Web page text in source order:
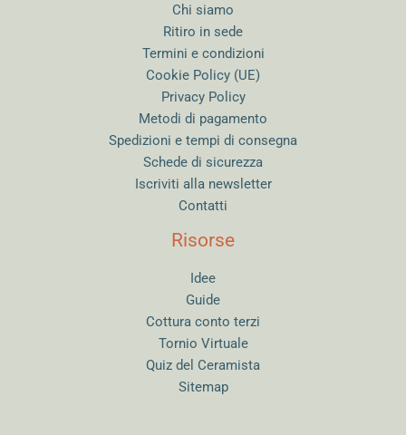
Chi siamo
Ritiro in sede
Termini e condizioni
Cookie Policy (UE)
Privacy Policy
Metodi di pagamento
Spedizioni e tempi di consegna
Schede di sicurezza
Iscriviti alla newsletter
Contatti
Risorse
Idee
Guide
Cottura conto terzi
Tornio Virtuale
Quiz del Ceramista
Sitemap